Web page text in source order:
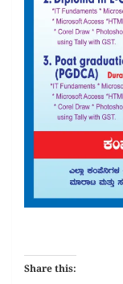
Share this: